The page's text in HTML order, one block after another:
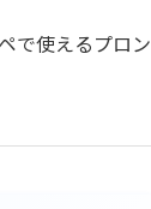
で使えるプロン